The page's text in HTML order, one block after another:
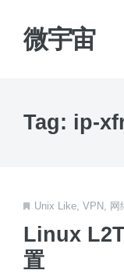
微宇宙
Tag: ip-
Unix Like, VPN, 网
Linux
置